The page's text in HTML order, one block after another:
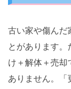
古い家や傷んだ
とがあります
け＋解体＋売却
ありません。「